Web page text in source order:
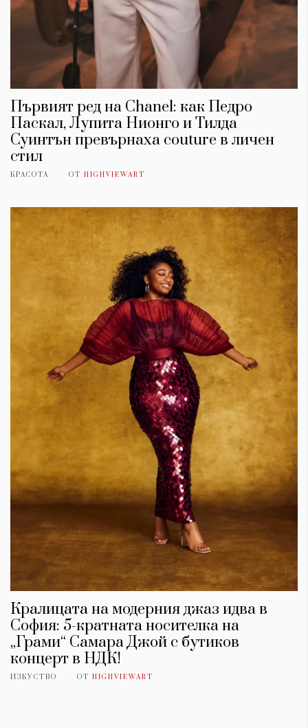
Първият ред на Chanel: как Педро
Паскал, Лупита Нионго и Тилда
Суинтън превърнаха couture в личен
стил
КРАСОТА ОТ HIGHVIEWART
Кралицата на модерния джаз идва в
София: 5-кратната носителка на
„Грами“ Самара Джой с бутиков
концерт в НДК!
ИЗКУСТВО ОТ HIGHVIEWART